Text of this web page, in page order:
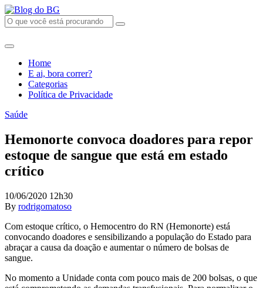
Home
E ai, bora correr?
Categorias
Política de Privacidade
Saúde
Hemonorte convoca doadores para repor
estoque de sangue que está em estado
crítico
10/06/2020 12h30
By rodrigomatoso
Com estoque crítico, o Hemocentro do RN (Hemonorte) está
convocando doadores e sensibilizando a população do Estado para
abraçar a causa da doação e aumentar o número de bolsas de
sangue.
No momento a Unidade conta com pouco mais de 200 bolsas, o que